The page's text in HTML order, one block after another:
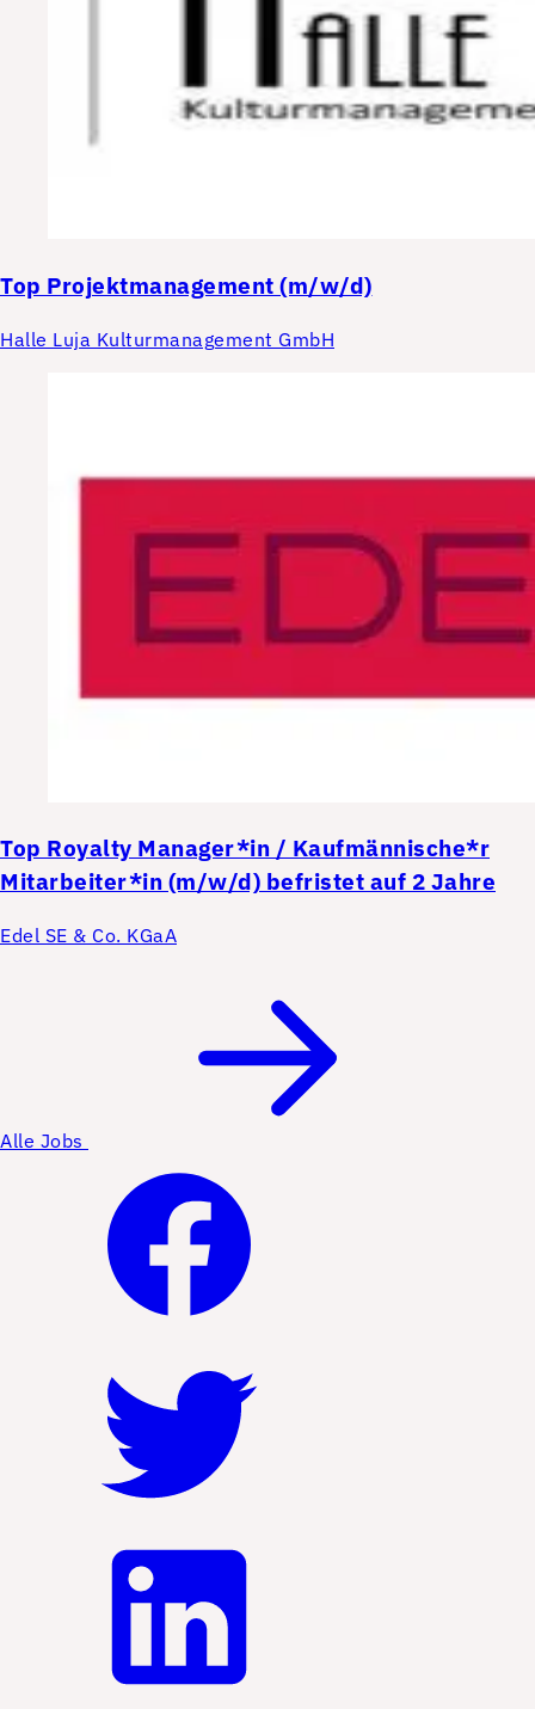
Top Projektmanagement (m/w/d)
Halle Luja Kulturmanagement GmbH
Top Royalty Manager*in / Kaufmännische*r
Mitarbeiter*in (m/w/d) befristet auf 2 Jahre
Edel SE & Co. KGaA
Alle Jobs